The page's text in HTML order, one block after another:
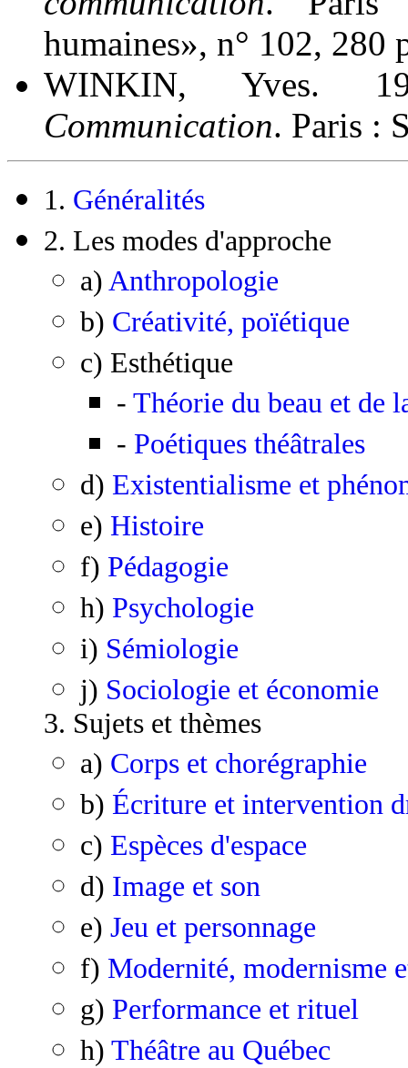
humaines», n° 102, 280
WINKIN, Yves.
Communication. Paris :
1. Généralités
2. Les modes d'approche
a) Anthropologie
b) Créativité, poïétique
c) Esthétique
- Théorie du beau et de
- Poétiques théâtrales
d) Existentialisme et
e) Histoire
f) Pédagogie
h) Psychologie
i) Sémiologie
j) Sociologie et économie
3. Sujets et thèmes
a) Corps et chorégraphie
b) Écriture et intervention
c) Espèces d'espace
d) Image et son
e) Jeu et personnage
f) Modernité, modernisme
g) Performance et rituel
h) Théâtre au Québec